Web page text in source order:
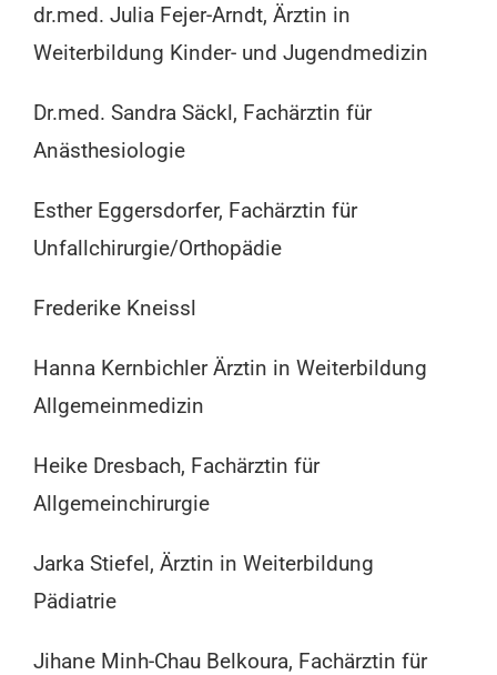
dr.med. Julia Fejer-Arndt, Ärztin in
Weiterbildung Kinder- und Jugendmedizin
Dr.med. Sandra Säckl, Fachärztin für
Anästhesiologie
Esther Eggersdorfer, Fachärztin für
Unfallchirurgie/Orthopädie
Frederike Kneissl
Hanna Kernbichler Ärztin in Weiterbildung
Allgemeinmedizin
Heike Dresbach, Fachärztin für
Allgemeinchirurgie
Jarka Stiefel, Ärztin in Weiterbildung
Pädiatrie
Jihane Minh-Chau Belkoura, Fachärztin für